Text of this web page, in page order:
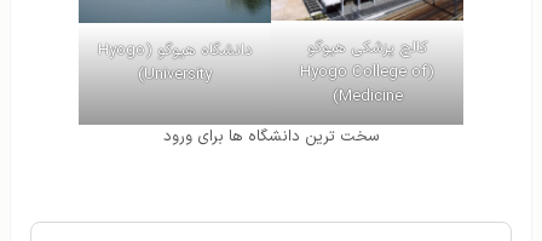
کالج پزشکی هیوگو
(Hyogo College of
Medicine)
دانشگاه هیوگو (Hyogo
University)
سخت ترین دانشگاه ها برای ورود